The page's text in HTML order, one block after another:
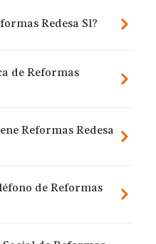
Redesa Sl?
de Reformas
Reformas Redesa
de Reformas